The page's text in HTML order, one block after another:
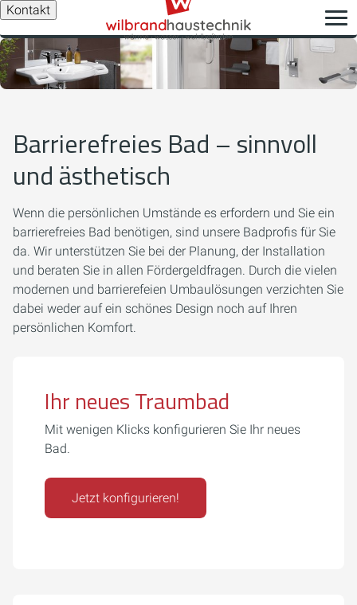
Kontakt
Barrierefreies Bad – sinnvoll
und ästhetisch
Wenn die persönlichen Umstände es erfordern und Sie ein
barrierefreies Bad benötigen, sind unsere Badprofis für Sie
da. Wir unterstützen Sie bei der Planung, der Installation
und beraten Sie in allen Fördergeldfragen. Durch die vielen
modernen und barrierefeien Umbaulösungen verzichten Sie
dabei weder auf ein schönes Design noch auf Ihren
persönlichen Komfort.
Ihr neues Traumbad
Mit wenigen Klicks konfigurieren Sie Ihr neues
Bad.
Jetzt konfigurieren!